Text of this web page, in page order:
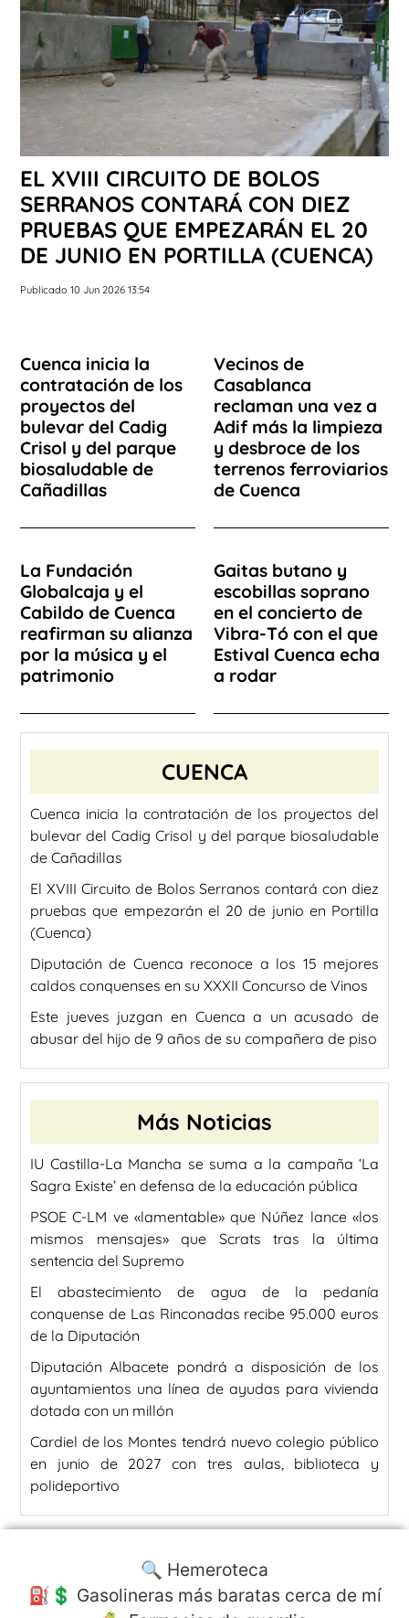
EL XVIII CIRCUITO DE BOLOS
SERRANOS CONTARÁ CON DIEZ
PRUEBAS QUE EMPEZARÁN EL 20
DE JUNIO EN PORTILLA (CUENCA)
Publicado 10 Jun 2026 13:54
Cuenca inicia la
contratación de los
proyectos del
bulevar del Cadig
Crisol y del parque
biosaludable de
Cañadillas
Vecinos de
Casablanca
reclaman una vez a
Adif más la limpieza
y desbroce de los
terrenos ferroviarios
de Cuenca
La Fundación
Globalcaja y el
Cabildo de Cuenca
reafirman su alianza
por la música y el
patrimonio
Gaitas butano y
escobillas soprano
en el concierto de
Vibra-Tó con el que
Estival Cuenca echa
a rodar
CUENCA
Cuenca inicia la contratación de los proyectos del
bulevar del Cadig Crisol y del parque biosaludable
de Cañadillas
El XVIII Circuito de Bolos Serranos contará con diez
pruebas que empezarán el 20 de junio en Portilla
(Cuenca)
Diputación de Cuenca reconoce a los 15 mejores
caldos conquenses en su XXXII Concurso de Vinos
Este jueves juzgan en Cuenca a un acusado de
abusar del hijo de 9 años de su compañera de piso
Más Noticias
IU Castilla-La Mancha se suma a la campaña ‘La
Sagra Existe’ en defensa de la educación pública
PSOE C-LM ve «lamentable» que Núñez lance «los
mismos mensajes» que Scrats tras la última
sentencia del Supremo
El abastecimiento de agua de la pedanía
conquense de Las Rinconadas recibe 95.000 euros
de la Diputación
Diputación Albacete pondrá a disposición de los
ayuntamientos una línea de ayudas para vivienda
dotada con un millón
Cardiel de los Montes tendrá nuevo colegio público
en junio de 2027 con tres aulas, biblioteca y
polideportivo
🔍 Hemeroteca
⛽️💲 Gasolineras más baratas cerca de mí